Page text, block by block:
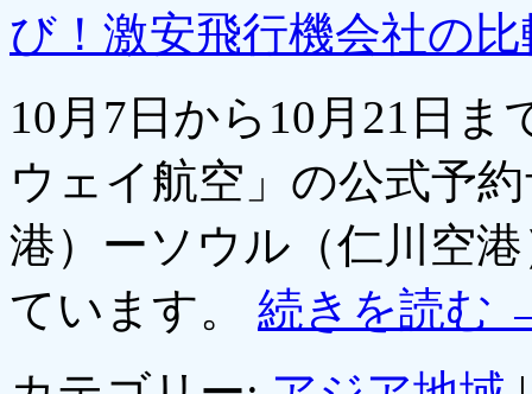
び！激安飛行機会社の
10月7日から10月21日
ウェイ航空」の公式予
港）ーソウル（仁川空
ています。 続きを読む